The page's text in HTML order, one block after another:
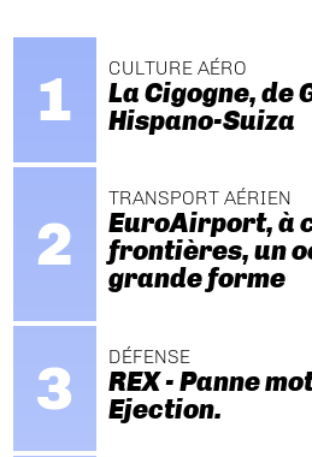
CULTURE AÉRO
La Cigogne, de
Hispano-Suiza
TRANSPORT AÉRIEN
EuroAirport, à
frontières, un
grande forme
DÉFENSE
REX - Panne
Ejection.